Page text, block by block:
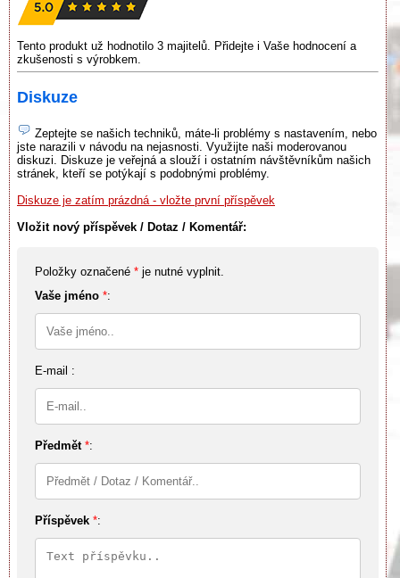
Tento produkt už hodnotilo 3 majitelů. Přidejte i Vaše hodnocení a
zkušenosti s výrobkem.
Diskuze
Zeptejte se našich techniků, máte-li problémy s nastavením, nebo
jste narazili v návodu na nejasnosti. Využijte naši moderovanou
diskuzi. Diskuze je veřejná a slouží i ostatním návštěvníkům našich
stránek, kteří se potýkají s podobnými problémy.
Diskuze je zatím prázdná - vložte první příspěvek
Vložit nový příspěvek / Dotaz / Komentář:
Položky označené * je nutné vyplnit.
Vaše jméno *:
E-mail :
Předmět *:
Příspěvek *: